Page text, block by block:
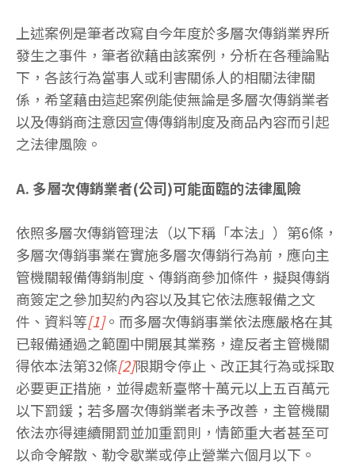
上述案例是筆者改寫自今年度於多層次傳銷業界所
發生之事件，筆者欲藉由該案例，分析在各種論點
下，各該行為當事人或利害關係人的相關法律關
係，希望藉由這起案例能使無論是多層次傳銷業者
以及傳銷商注意因宣傳傳銷制度及商品內容而引起
之法律風險。
A. 多層次傳銷業者(公司)可能面臨的法律風險
依照多層次傳銷管理法（以下稱「本法」）第6條，
多層次傳銷事業在實施多層次傳銷行為前，應向主
管機關報備傳銷制度、傳銷商參加條件，擬與傳銷
商簽定之參加契約內容以及其它依法應報備之文
件、資料等[1]。而多層次傳銷事業依法應嚴格在其
已報備通過之範圍中開展其業務，違反者主管機關
得依本法第32條[2]限期令停止、改正其行為或採取
必要更正措施，並得處新臺幣十萬元以上五百萬元
以下罰鍰；若多層次傳銷業者未予改善，主管機關
依法亦得連續開罰並加重罰則，情節重大者甚至可
以命令解散、勒令歇業或停止營業六個月以下。